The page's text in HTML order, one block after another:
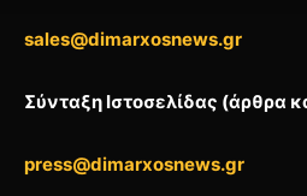
sales@dimarxosnews.gr
Σύνταξη Ιστοσελίδας (άρθρα
press@dimarxosnews.gr